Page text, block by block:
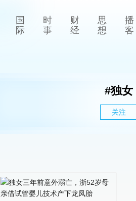
国
际
时
事
财
经
思
想
播
客
#独女
关注